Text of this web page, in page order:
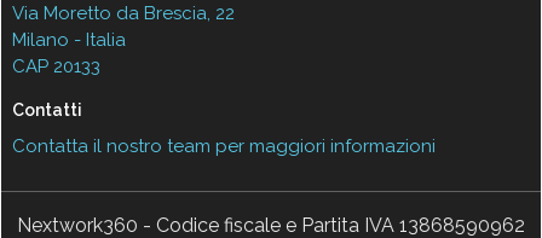
Via Moretto da Brescia, 22
Milano - Italia
CAP 20133
Contatti
Contatta il nostro team per maggiori informazioni
Nextwork360 - Codice fiscale e Partita IVA 13868590962